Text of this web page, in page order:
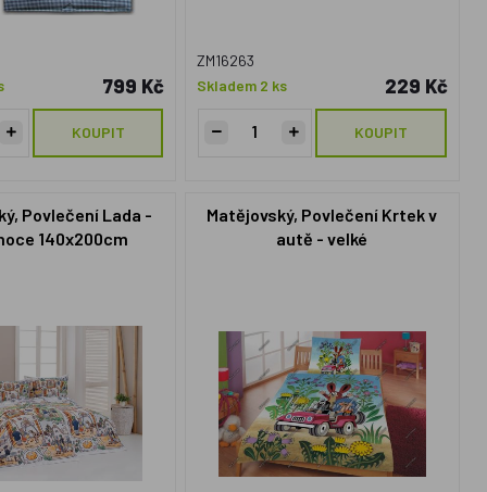
799 Kč
KOUPIT
ZM16263
Skladem 2 ks
229 Kč
KOUPIT
Povlečení Lada -
140x200cm
Matějovský, Povlečení Krtek v
autě - velké